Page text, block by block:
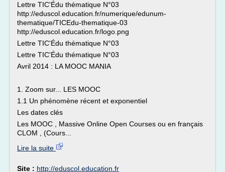
Lettre TIC'Édu thématique N°03
http://eduscol.education.fr/numerique/edunum-
thematique/TICEdu-thematique-03
http://eduscol.education.fr/logo.png
Lettre TIC'Édu thématique N°03
Lettre TIC'Édu thématique N°03
Avril 2014 : LA MOOC MANIA
1. Zoom sur... LES MOOC
1.1 Un phénomène récent et exponentiel
Les dates clés
Les MOOC , Massive Online Open Courses ou en français
CLOM , (Cours...
Lire la suite
Site : http://eduscol.education.fr